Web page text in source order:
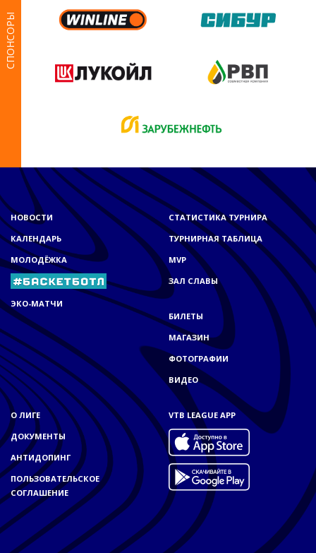
СПОНСОРЫ
НОВОСТИ
КАЛЕНДАРЬ
МОЛОДЁЖКА
ЭКО-МАТЧИ
СТАТИСТИКА ТУРНИРА
ТУРНИРНАЯ ТАБЛИЦА
MVP
ЗАЛ СЛАВЫ
БИЛЕТЫ
МАГАЗИН
ФОТОГРАФИИ
ВИДЕО
О ЛИГЕ
ДОКУМЕНТЫ
АНТИДОПИНГ
ПОЛЬЗОВАТЕЛЬСКОЕ
СОГЛАШЕНИЕ
VTB LEAGUE APP